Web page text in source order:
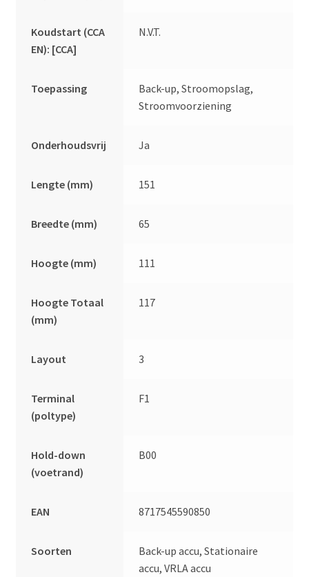
Koudstart (CCA
EN): [CCA]
N.V.T.
Toepassing
Back-up, Stroomopslag,
Stroomvoorziening
Onderhoudsvrij Ja
Lengte (mm) 151
Breedte (mm) 65
Hoogte (mm) 111
Hoogte Totaal
(mm)
117
Layout 3
Terminal
(poltype)
F1
Hold-down
(voetrand)
B00
EAN 8717545590850
Soorten
Back-up accu, Stationaire
accu, VRLA accu